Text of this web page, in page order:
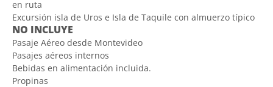
en ruta
Excursión isla de Uros e Isla de Taquile con almuerzo típico
NO INCLUYE
Pasaje Aéreo desde Montevideo
Pasajes aéreos internos
Bebidas en alimentación incluida.
Propinas